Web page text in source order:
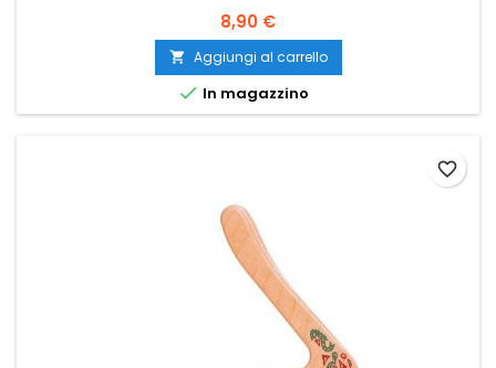
8,90 €
 Aggiungi al carrello
 In magazzino
favorite_border